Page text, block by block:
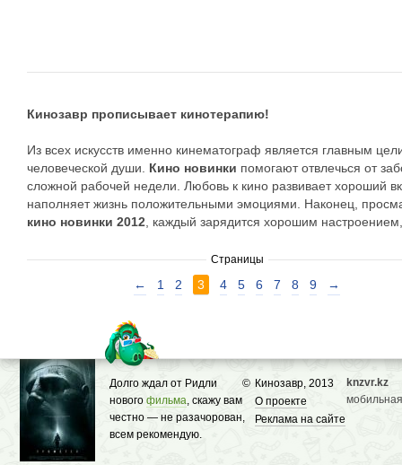
Кинозавр прописывает кинотерапию!
Из всех искусств именно кинематограф является главным
человеческой души. Кино новинки помогают отвлечься от
сложной рабочей недели. Любовь к кино развивает хороший
наполняет жизнь положительными эмоциями. Наконец,
кино новинки 2012 , каждый зарядится хорошим настроением,
сделать жизнь киноманов легче и интереснее, информируя их
грядущих новинках и публикуя новости из мира кино.
Старые любимые фильмы неизменно дарят улыбку или по-
которые традиционно собираются на премьерах в
Кинозавр не может. Темный зал, большой экран, атмосфера
погружения – главные составляющие кинотерапии, которая
на чудеса. Потому, если вы любите смотретькино новинки в
кинотеатрах Казахстана, будьте уверены – информации,
размещенной на нашем портале, хватит, чтобы отслеживать
интересные проекты и знать о них все еще до того, как
выйдут на экраны. И, соответственно, успеть попасть на них в
Страницы
← 1 2 3 4 5 6 7 8 9 →
© Кинозавр, 2013
О проекте
Реклама на сайте
Долго ждал от Ридли
нового фильма, скажу вам
честно — не разачорован,
всем рекомендую.
knzvr.kz